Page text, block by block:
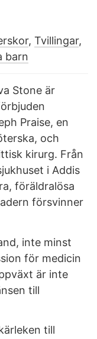
, Tvillingar,
barn
Stone är
Praise, en
och
kirurg. Från
i Addis
föräldralösa
försvinner
inte minst
för medicin
är inte
till
till